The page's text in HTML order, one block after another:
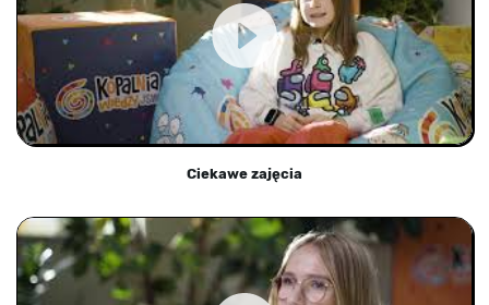
Ciekawe zajęcia